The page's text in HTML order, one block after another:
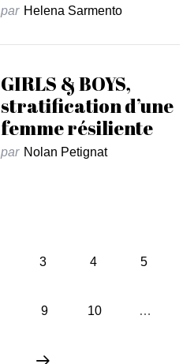
par Helena Sarmento
GIRLS & BOYS,
stratification d’une
femme résiliente
par Nolan Petignat
3 4 5
9 10 …